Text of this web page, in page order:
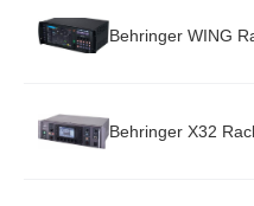
Behringer WING
Behringer X32